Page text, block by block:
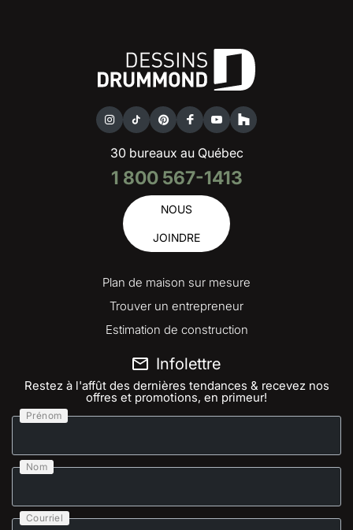
30 bureaux au Québec
1 800 567-1413
NOUS
JOINDRE
Plan de maison sur mesure
Trouver un entrepreneur
Estimation de construction
Infolettre
Restez à l'affût des dernières tendances & recevez nos
offres et promotions, en primeur!
Prénom
Nom
Courriel